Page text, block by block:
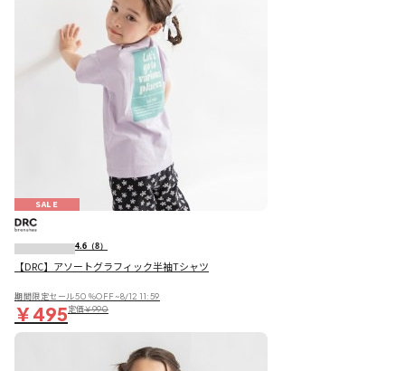
SALE
4.6 （8）
【DRC】アソートグラフィック半袖Tシャツ
期間限定セール50％OFF~8/12 11:59
￥495定価￥990